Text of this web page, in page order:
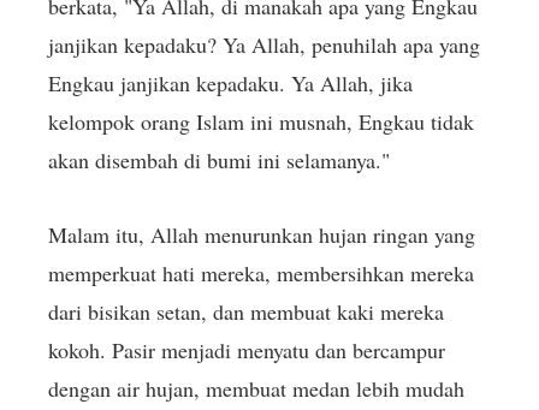
berkata, "Ya Allah, di manakah apa yang Engkau
janjikan kepadaku? Ya Allah, penuhilah apa yang
Engkau janjikan kepadaku. Ya Allah, jika
kelompok orang Islam ini musnah, Engkau tidak
akan disembah di bumi ini selamanya."
Malam itu, Allah menurunkan hujan ringan yang
memperkuat hati mereka, membersihkan mereka
dari bisikan setan, dan membuat kaki mereka
kokoh. Pasir menjadi menyatu dan bercampur
dengan air hujan, membuat medan lebih mudah